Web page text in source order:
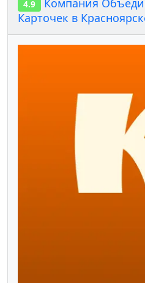
4.9
Компания
Карточек в